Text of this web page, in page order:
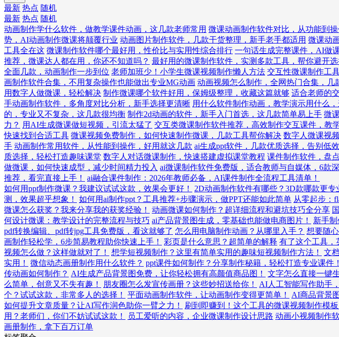
最新 热点 随机
最新 热点 随机
动画制作学什么软件，做教学课件动画，这几款老师常用 微课动画制作软件对比，从功能到
势，AI动画制作微课将颠覆行业 动画图片制作软件，几款干货整理，新手老手都适用 微课动
工具全在这 微课制作软件哪个最好用，性价比与实用性综合排行 一句话生成完整课件，AI做
推荐，微课达人都在用，你还不知道吗？ 最好用的微课制作软件，实测多款工具，帮你避开
全面几款，动画制作一步到位 老师加班少！小学生微课视频制作懒人方法 交互性微课制作工
画制作软件合集，不用复杂操作也能做出专业MG动画 动画视频怎么制作，全网热门合集，几
用数字人做微课，轻松解决 制作微课哪个软件好用，保姆级整理，收藏这篇就够 适合老师的
手动画制作软件，多角度对比分析，新手选择更清晰 用什么软件制作动画，教学演示用什么
的，专业又不复杂，这几款很均衡 制作2d动画的软件，新手入门首选，这几款简单易上手 微
力？ 用AI生成微课做短视频，引流太猛了 交互类微课制作软件推荐，高效制作交互课件，教
快速找到合适工具 微课视频免费制作，如何快速制作微课，几款工具帮你解决 数字人微课视
手 动画制作常用软件，从性能到操作，好用就这几款 ai生成ppt软件，几款优质选择，告别低
质选择，轻松打造趣味课堂 数字人对话微课制作，快速搭建虚拟课堂教程 课件制作软件，盘
做微课，如何快速成型，减少时间精力投入 ai微课制作软件免费版，适合教师与自媒体，6款
推荐，看完直接上手！
ai融合课件制作：2026年教师必备，AI课件制作全流程工具清单！
如何用ppt制作微课？我建议试试这款，效果会更好！
2D动画制作软件有哪些？3D款哪款更专
测，效果超乎想象！
如何用ai制作ppt？工具推荐+步骤演示，做PPT还能如此简单 从零起步：
微课怎么获奖？我来分享我的获奖经验！
动画微课如何制作？超详细流程和避坑技巧全分享
何设计微课：教学设计的完整流程与技巧 ai产品背景图生成，零基础也能做电商图片！ 新手
pdf转换编辑、pdf转jpg工具免费版，看这就够了 怎么用电脑制作动画？从哪里入手？ 想要随
画制作轻松学，6步简易教程助你快速上手！
彩页是什么意思？超简单的解释 有了这个工具，
视频怎么做？这样做就对了！
想学短视频制作？这里有简单实用的趣味短视频制作方法！ 文
实用！
微信动态画册制作用什么软件？ ppt课件如何制作？分享制作秘籍，轻松打造专业课件！
传动画如何制作？ AI生成产品背景图免费，让你轻松拥有高颜值商品图！ 文字怎么直接一键
么简单，创意又不失有趣！
朋友圈怎么发宣传画册？这些妙招送给你！ AI人工智能写作助手
个？试试这款，非常多人的选择！
平面动画制作软件，让动画制作变得更简单！ AI商品背景
如何提升文章质量？让AI写作润色助你一臂之力！
刷到即赚到！这个工具的微课视频制作模
用？老师们，你们不妨试试这款！
员工爱听的内容，企业微课制作设计思路 动画小视频制作
画册制作，拿下百万订单